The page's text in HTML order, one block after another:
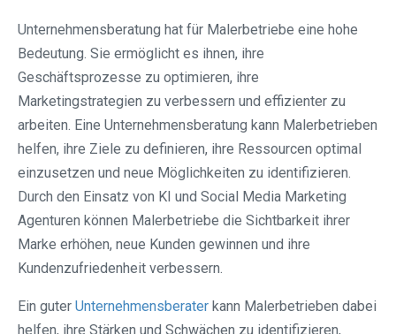
Unternehmensberatung hat für Malerbetriebe eine hohe
Bedeutung. Sie ermöglicht es ihnen, ihre
Geschäftsprozesse zu optimieren, ihre
Marketingstrategien zu verbessern und effizienter zu
arbeiten. Eine Unternehmensberatung kann Malerbetrieben
helfen, ihre Ziele zu definieren, ihre Ressourcen optimal
einzusetzen und neue Möglichkeiten zu identifizieren.
Durch den Einsatz von KI und Social Media Marketing
Agenturen können Malerbetriebe die Sichtbarkeit ihrer
Marke erhöhen, neue Kunden gewinnen und ihre
Kundenzufriedenheit verbessern.
Ein guter Unternehmensberater kann Malerbetrieben dabei
helfen, ihre Stärken und Schwächen zu identifizieren,